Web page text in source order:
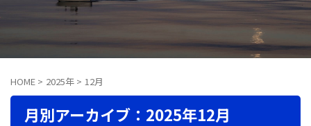
HOME > 2025年 > 12月
月別アーカイブ：2025年12月